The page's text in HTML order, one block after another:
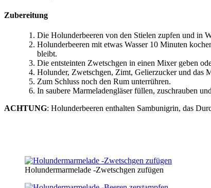
Zubereitung
Die Holunderbeeren von den Stielen zupfen und in
Holunderbeeren mit etwas Wasser 10 Minuten
bleibt.
Die entsteinten Zwetschgen in einen Mixer geben
Holunder, Zwetschgen, Zimt, Gelierzucker und das
Zum Schluss noch den Rum unterrühren.
In saubere Marmeladengläser füllen, zuschrauben
ACHTUNG: Holunderbeeren enthalten Sambunigrin, das
Holundermarmelade -Zwetschgen zufügen